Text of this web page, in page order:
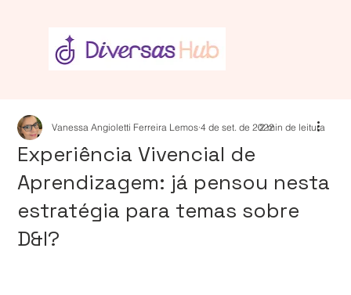
Experiência Vivencial de
Aprendizagem: já pensou nesta
estratégia para temas sobre
D&I?
Vanessa Angioletti Ferreira Lemos 4 de set. de 20222 min de leitura